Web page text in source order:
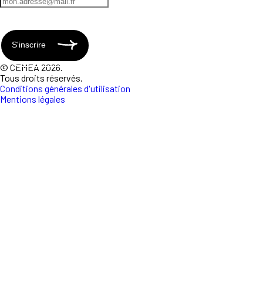
S'inscrire
© CEMEA 2026.
Tous droits réservés.
Conditions générales d'utilisation
Mentions légales